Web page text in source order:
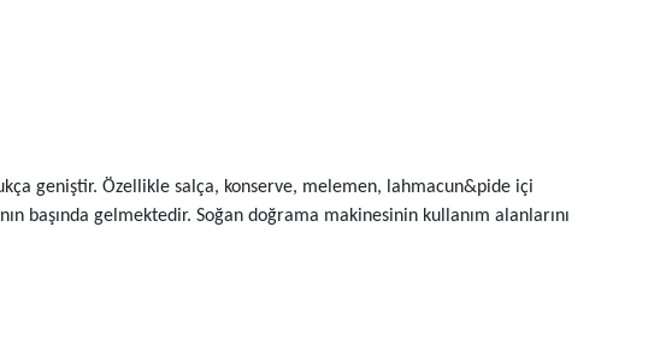
geniştir. Özellikle salça, konserve, melemen, lahmacun&pide içi
başında gelmektedir. Soğan doğrama makinesinin kullanım alanlarını